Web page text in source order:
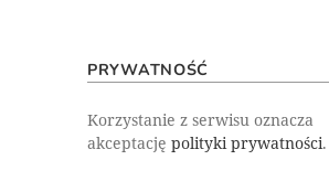
PRYWATNOŚĆ
Korzystanie z serwisu oznacza
akceptacjępolityki prywatności.